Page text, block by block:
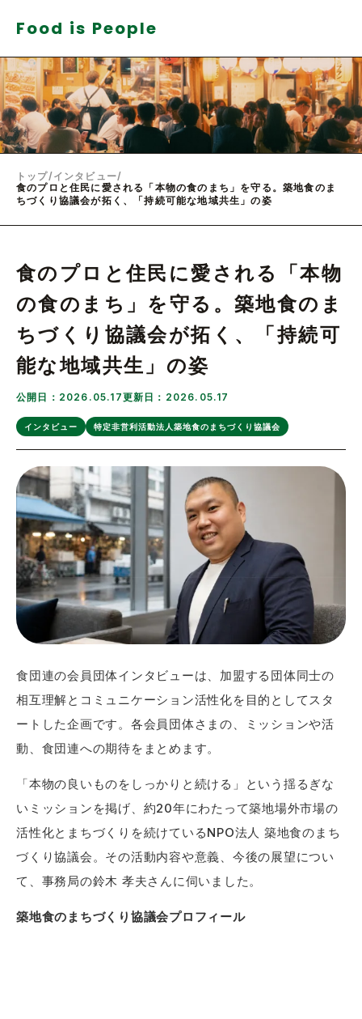
Food is People
トップ/インタビュー/
食のプロと住民に愛される「本物の食のまち」を守る。築地食のま
ちづくり協議会が拓く、「持続可能な地域共生」の姿
食のプロと住民に愛される「本物
の食のまち」を守る。築地食のま
ちづくり協議会が拓く、「持続可
能な地域共生」の姿
公開日：2026.05.17更新日：2026.05.17
インタビュー 特定非営利活動法人築地食のまちづくり協議会
食団連の会員団体インタビューは、加盟する団体同士の
相互理解とコミュニケーション活性化を目的としてスタ
ートした企画です。各会員団体さまの、ミッションや活
動、食団連への期待をまとめます。
「本物の良いものをしっかりと続ける」という揺るぎな
いミッションを掲げ、約20年にわたって築地場外市場の
活性化とまちづくりを続けているNPO法人 築地食のまち
づくり協議会。その活動内容や意義、今後の展望につい
て、事務局の鈴木 孝夫さんに伺いました。
築地食のまちづくり協議会プロフィール